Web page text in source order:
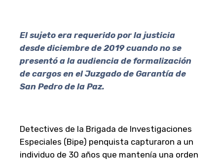
El sujeto era requerido por la justicia
desde diciembre de 2019 cuando no se
presentó a la audiencia de formalización
de cargos en el Juzgado de Garantía de
San Pedro de la Paz.
Detectives de la Brigada de Investigaciones
Especiales (Bipe) penquista capturaron a un
individuo de 30 años que mantenía una orden